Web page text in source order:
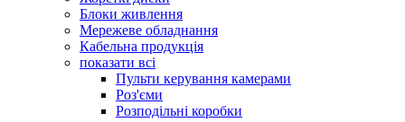
Блоки живлення
Мережеве обладнання
Кабельна продукція
показати всі
Пульти керування камерами
Роз'єми
Розподільні коробки